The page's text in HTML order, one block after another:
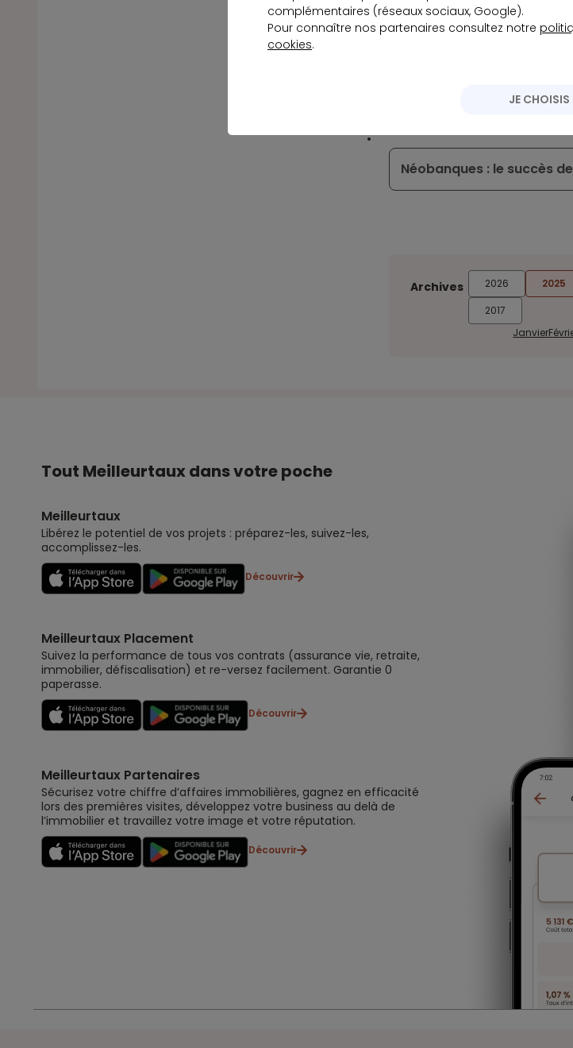
Green-Got décroche une
Les meilleures primes
Néobanques : le succès
Archives 2026 2025
2017
Janvier
Tout Meilleurtaux dans votre poche
Meilleurtaux
Libérez le potentiel de vos projets : préparez-les, suivez-les,
accomplissez-les.
Découvrir
Meilleurtaux Placement
Suivez la performance de tous vos contrats (assurance vie, retraite,
immobilier, défiscalisation) et re-versez facilement. Garantie 0
paperasse.
Découvrir
Meilleurtaux Partenaires
Sécurisez votre chiffre d’affaires immobilières, gagnez en efficacité
lors des premières visites, développez votre business au delà de
l’immobilier et travaillez votre image et votre réputation.
Découvrir
complémentaires (réseaux sociaux, Google).
Pour connaître nos partenaires consultez notre
cookies.
JE CHOISIS